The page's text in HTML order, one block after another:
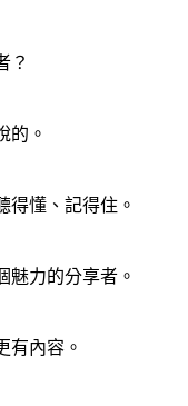
？
的。
懂、記得住。
魅力的分享者。
有內容。